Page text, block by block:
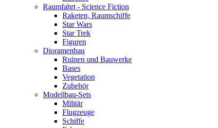
Raumfahrt - Science Fiction
Raketen, Raumschiffe
Star Wars
Star Trek
Figuren
Dioramenbau
Ruinen und Bauwerke
Bases
Vegetation
Zubehör
Modellbau-Sets
Militär
Flugzeuge
Schiffe